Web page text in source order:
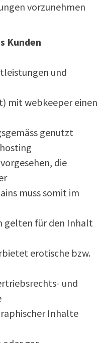
vorzunehmen
Kunden
und
mit webkeeper einen
genutzt
die
muss somit im
gelten für den Inhalt
erotische bzw.
und
Inhalte